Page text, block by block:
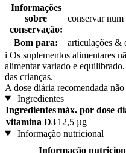
Informações
sobre
conservação:
conservar
Bom para:
articulações &
i Os suplementos alimentares
alimentar variado e
das crianças.
A dose diária recomendada
Ingredientes
Ingredientesmáx. por dose
vitamina D3 12,5 µg
Informação nutricional
Informação